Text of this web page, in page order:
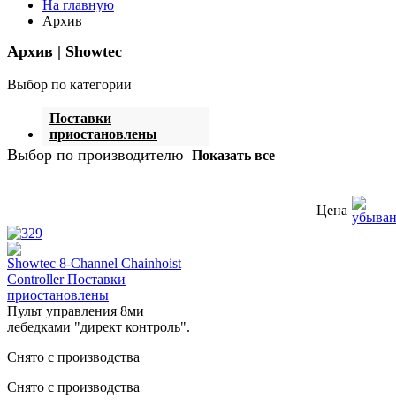
На главную
Архив
Архив | Showtec
Выбор по категории
Поставки
приостановлены
Выбор по производителю Показать все
Цена
Showtec 8-Channel Chainhoist
Controller Поставки
приостановлены
Пульт управления 8ми
лебедками "директ контроль".
Снято с производства
Снято с производства